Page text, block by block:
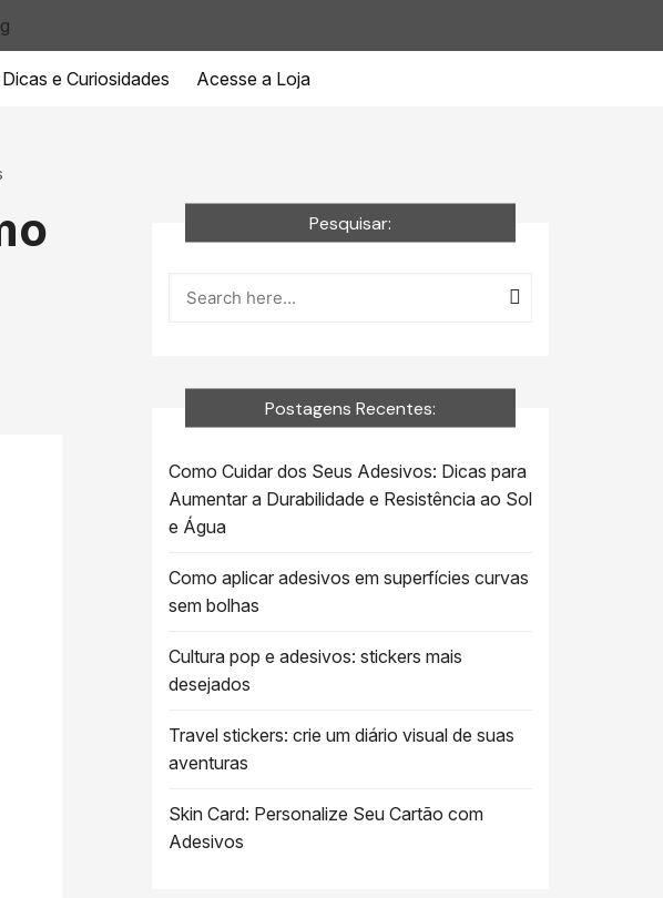
Dicas e Curiosidades Acesse a Loja
Pesquisar:
Postagens Recentes:
Como Cuidar dos Seus Adesivos: Dicas para
Aumentar a Durabilidade e Resistência ao Sol
e Água
Como aplicar adesivos em superfícies curvas
sem bolhas
Cultura pop e adesivos: stickers mais
desejados
Travel stickers: crie um diário visual de suas
aventuras
Skin Card: Personalize Seu Cartão com
Adesivos